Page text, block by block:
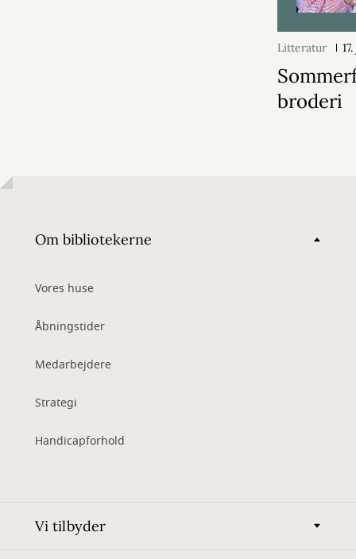
Litteratur
broderi
Om bibliotekerne
Vores huse
Åbningstider
Medarbejdere
Strategi
Handicapforhold
Vi tilbyder